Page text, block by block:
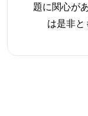
題に関心が
は是非と